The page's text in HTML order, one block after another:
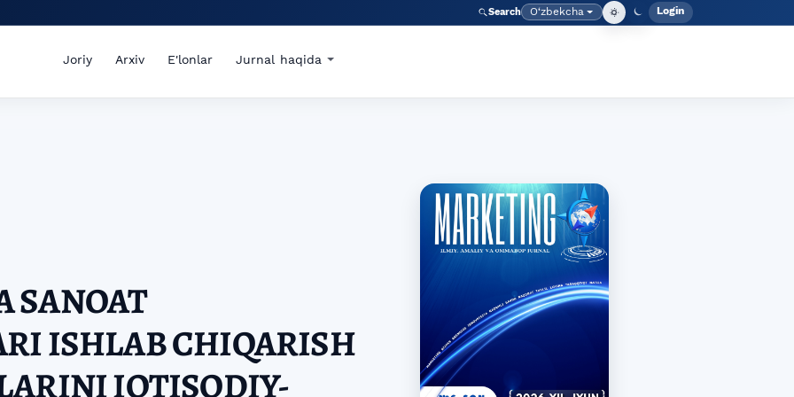
Search Language
O‘zbekcha Admin
Login
Joriy Arxiv E'lonlar Jurnal haqida
SANOAT
ISHLAB CHIQARISH
IQTISODIY-